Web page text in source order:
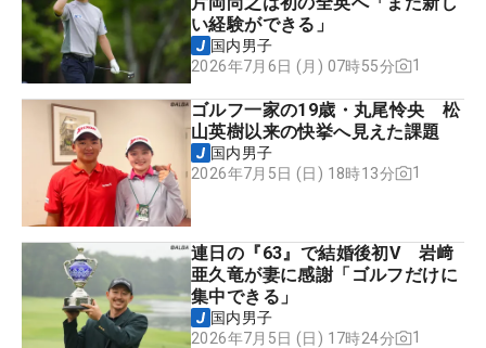
い経験ができる」
国内男子
2026年7月6日 (月) 07時55分
1
ゴルフ一家の19歳・丸尾怜央 松
山英樹以来の快挙へ見えた課題
国内男子
2026年7月5日 (日) 18時13分
1
連日の『63』で結婚後初V 岩﨑
亜久竜が妻に感謝「ゴルフだけに
集中できる」
国内男子
2026年7月5日 (日) 17時24分
1